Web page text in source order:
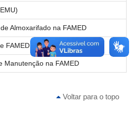
Almoxarifado na FAMED
FAMED
Manutenção na FAMED
Voltar para o topo